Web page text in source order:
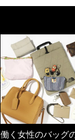
【ワーママのきれ